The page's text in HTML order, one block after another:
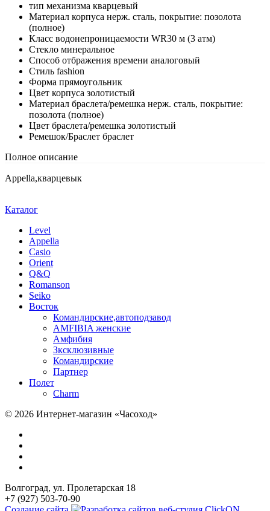
тип механизма кварцевый
Материал корпуса нерж. сталь, покрытие: позолота
(полное)
Класс водонепроницаемости WR30 м (3 атм)
Стекло минеральное
Способ отбражения времени аналоговый
Стиль fashion
Форма прямоугольник
Цвет корпуса золотистый
Материал браслета/ремешка нерж. сталь, покрытие:
позолота (полное)
Цвет браслета/ремешка золотистый
Ремешок/Браслет браслет
Полное описание
Appella,кварцевык
Каталог
Level
Appella
Casio
Orient
Q&Q
Romanson
Seiko
Восток
Командирские,автоподзавод
AMFIBIA женские
Амфибия
Зксклюзивные
Командирские
Партнер
Полет
Charm
© 2026 Интернет-магазин «Часоход»
Волгоград, ул. Пролетарская 18
+7 (927) 503-70-90